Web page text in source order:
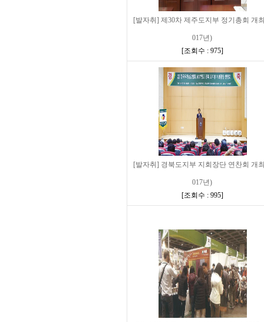
[발자취] 제30차 제주도지부 정기총회 개
017년)
[조회수 : 975]
[발자취] 경북도지부 지회장단 연찬회 개
017년)
[조회수 : 995]